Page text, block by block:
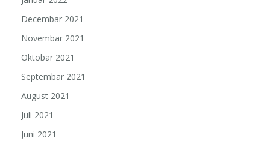
Decembar 2021
Novembar 2021
Oktobar 2021
Septembar 2021
August 2021
Juli 2021
Juni 2021